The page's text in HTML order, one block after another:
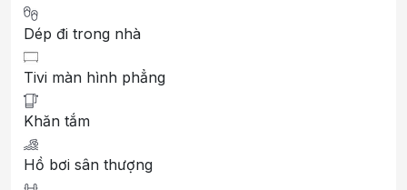
Dép đi trong nhà
Tivi màn hình phẳng
Khăn tắm
Hồ bơi sân thượng